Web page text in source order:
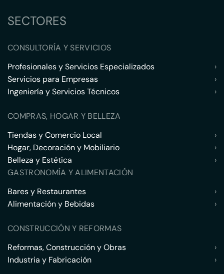
SECTORES
CONSULTORÍA Y SERVICIOS
Profesionales y Servicios Especializados
›
Servicios para Empresas
›
Ingeniería y Servicios Técnicos
›
COMPRAS, HOGAR Y BELLEZA
Tiendas y Comercio Local
›
Hogar, Decoración y Mobiliario
›
Belleza y Estética
›
GASTRONOMÍA Y ALIMENTACIÓN
Bares y Restaurantes
›
Alimentación y Bebidas
›
CONSTRUCCIÓN Y REFORMAS
Reformas, Construcción y Obras
›
Industria y Fabricación
›